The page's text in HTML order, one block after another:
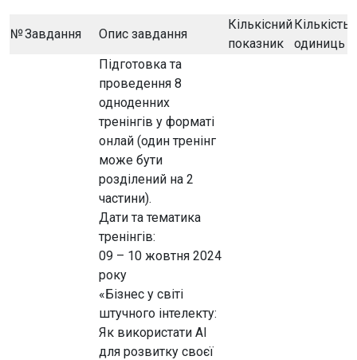
№Завдання Опис завдання
Кількісний
показник
Кількість
одиниць
Підготовка та
проведення 8
одноденних
тренінгів у форматі
онлай (один тренінг
може бути
розділений на 2
частини).
Дати та тематика
тренінгів:
09 – 10 жовтня 2024
року
«Бізнес у світі
штучного інтелекту:
Як використати AI
для розвитку своєї